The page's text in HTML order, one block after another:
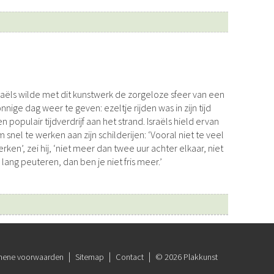
peuteren, dan ben je niet fris meer.’
voorwaarden Sitemap Contact © 2026 Plakkunst